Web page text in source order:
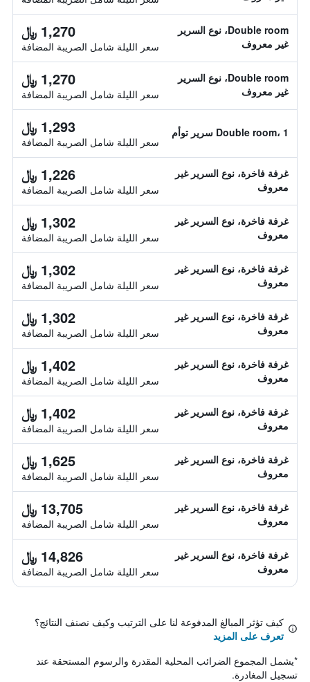
Double room، نوع السرير
غير معروف
1,270 ﷼
سعر الليلة شامل الصريبة المضافة
Double room، نوع السرير
غير معروف
1,270 ﷼
سعر الليلة شامل الصريبة المضافة
Double room، 1 سرير توأم 1,293 ﷼
سعر الليلة شامل الصريبة المضافة
غرفة فاخرة، نوع السرير غير
معروف
1,226 ﷼
سعر الليلة شامل الصريبة المضافة
غرفة فاخرة، نوع السرير غير
معروف
1,302 ﷼
سعر الليلة شامل الصريبة المضافة
غرفة فاخرة، نوع السرير غير
معروف
1,302 ﷼
سعر الليلة شامل الصريبة المضافة
غرفة فاخرة، نوع السرير غير
معروف
1,302 ﷼
سعر الليلة شامل الصريبة المضافة
غرفة فاخرة، نوع السرير غير
معروف
1,402 ﷼
سعر الليلة شامل الصريبة المضافة
غرفة فاخرة، نوع السرير غير
معروف
1,402 ﷼
سعر الليلة شامل الصريبة المضافة
غرفة فاخرة، نوع السرير غير
معروف
1,625 ﷼
سعر الليلة شامل الصريبة المضافة
غرفة فاخرة، نوع السرير غير
معروف
13,705 ﷼
سعر الليلة شامل الصريبة المضافة
غرفة فاخرة، نوع السرير غير
معروف
14,826 ﷼
سعر الليلة شامل الصريبة المضافة
كيف تؤثر المبالغ المدفوعة لنا على الترتيب وكيف نصنف النتائج؟
تعرف على المزيد
*يشمل المجموع الضرائب المحلية المقدرة والرسوم المستحقة عند
تسجيل المغادرة.